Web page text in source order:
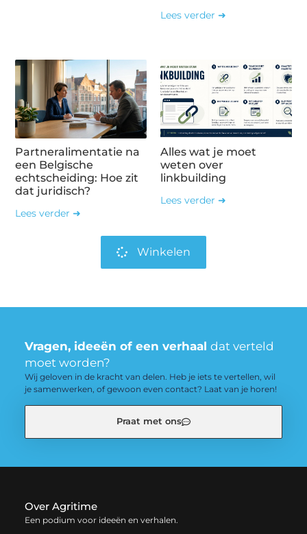
Lees verder ➜
Partneralimentatie na
een Belgische
echtscheiding: Hoe zit
dat juridisch?
Lees verder ➜
Alles wat je moet
weten over
linkbuilding
Lees verder ➜
Winkelen
Vragen, ideeën of een verhaal dat verteld
moet worden?
Wij geloven in de kracht van delen. Heb je iets te vertellen, wil
je samenwerken, of gewoon even contact? Laat van je horen!
Praat met ons
Over Agritime
Een podium voor ideeën en verhalen.